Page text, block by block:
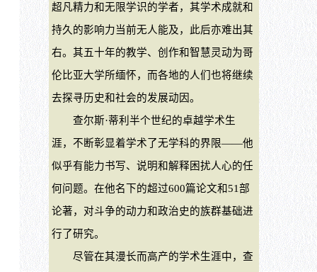
超凡精力和无限学识的学者，其学术成就和
持久的影响力当前无人能及，此后亦难出其
右。其五十年的教学、创作和智慧灵动为哥
伦比亚大学所缅怀，而各地的人们也将继续
去探寻历史和社会的发展动因。
查尔斯·蒂利半个世纪的卓越学术生
涯，不断彰显着学术了无学科的界限——他
似乎有能力书写、说明和解释困扰人心的任
何问题。在他名下的超过600篇论文和51部
论著，对斗争的动力和政治史的族群基础进
行了研究。
尽管在其漫长而高产的学术生涯中，查